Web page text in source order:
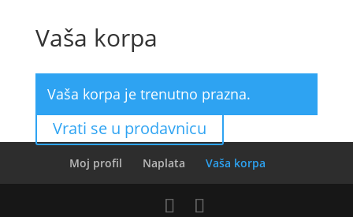
Vaša korpa
Vaša korpa je trenutno prazna.
Vrati se u prodavnicu
Moj profil Naplata Vaša korpa